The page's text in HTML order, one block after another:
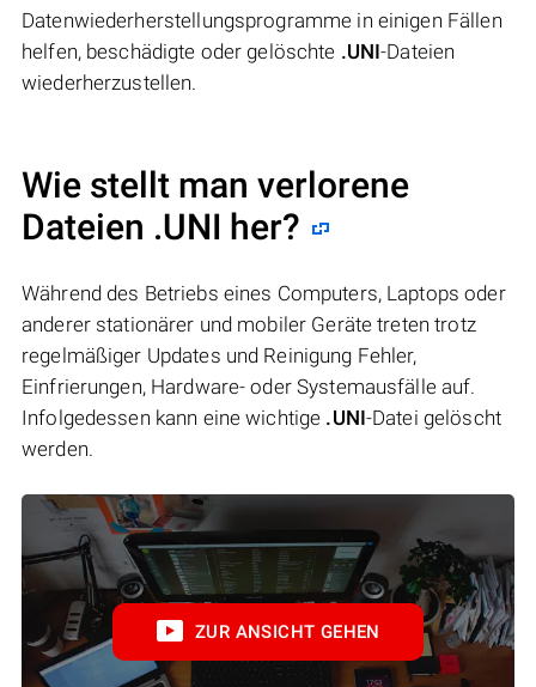
Datenwiederherstellungsprogramme in einigen Fällen
helfen, beschädigte oder gelöschte .UNI-Dateien
wiederherzustellen.
Wie stellt man verlorene
Dateien .UNI her?
Während des Betriebs eines Computers, Laptops oder
anderer stationärer und mobiler Geräte treten trotz
regelmäßiger Updates und Reinigung Fehler,
Einfrierungen, Hardware- oder Systemausfälle auf.
Infolgedessen kann eine wichtige .UNI-Datei gelöscht
werden.
ZUR ANSICHT GEHEN